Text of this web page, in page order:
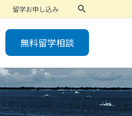
留学お申し込み
検
索
無料留学相談